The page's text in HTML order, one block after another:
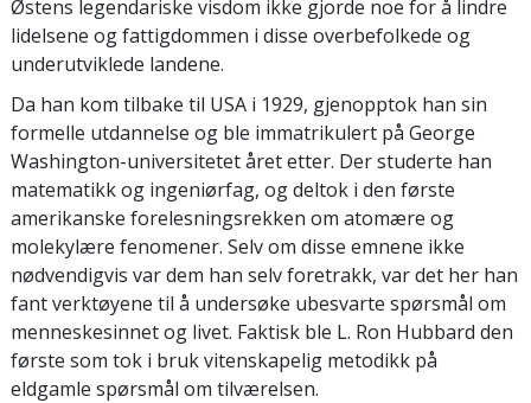
Østens legendariske visdom ikke gjorde noe for å lindre
lidelsene og fattigdommen i disse overbefolkede og
underutviklede landene.
Da han kom tilbake til USA i 1929, gjenopptok han sin
formelle utdannelse og ble immatrikulert på George
Washington-universitetet året etter. Der studerte han
matematikk og ingeniørfag, og deltok i den første
amerikanske forelesningsrekken om atomære og
molekylære fenomener. Selv om disse emnene ikke
nødvendigvis var dem han selv foretrakk, var det her han
fant verktøyene til å undersøke ubesvarte spørsmål om
menneskesinnet og livet. Faktisk ble L. Ron Hubbard den
første som tok i bruk vitenskapelig metodikk på
eldgamle spørsmål om tilværelsen.